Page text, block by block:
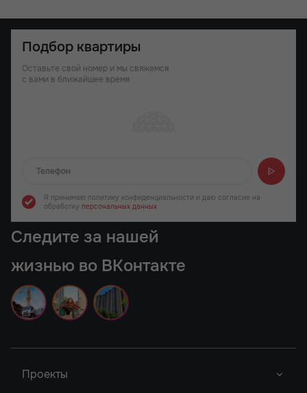
Подбор квартиры
Оставьте свой номер и мы свяжемся
с вами в ближайшее время
Я принимаю политику конфиденциальности и даю согласие на
обработку персональных данных
Следите за нашей
жизнью во ВКонтакте
Проекты